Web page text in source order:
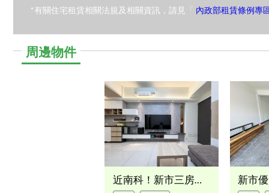
*有關住宅租賃相關法規及相關資訊，請見「 內政部租賃條例專
周邊物件
近南科！新市三房平車 新市